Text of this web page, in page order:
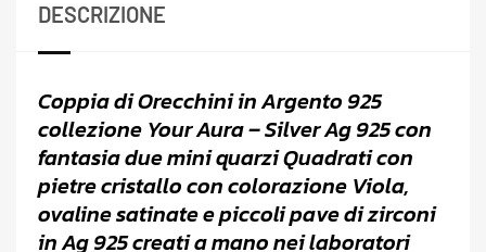
DESCRIZIONE
Coppia di Orecchiniin Argento 925
collezione Your Aura – Silver Ag 925 con
fantasia due mini quarzi Quadrati con
pietre cristallo con colorazione Viola,
ovaline satinate e piccoli pave di zirconi
in Ag 925 creati a mano nei laboratori